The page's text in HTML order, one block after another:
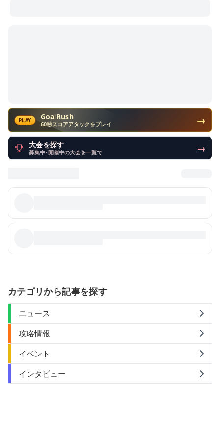
PLAY GoalRush
60秒スコアアタックをプレイ →
大会を探す
募集中・開催中の大会を一覧で →
カテゴリから記事を探す
ニュース
攻略情報
イベント
インタビュー